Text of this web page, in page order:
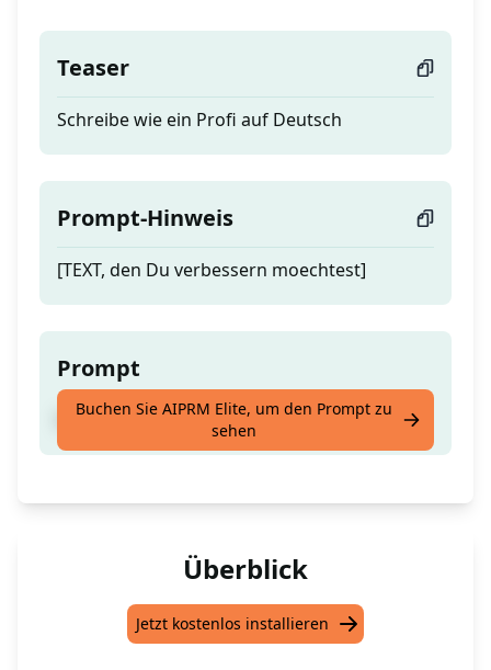
Teaser
Schreibe wie ein Profi auf Deutsch
Prompt-Hinweis
[TEXT, den Du verbessern moechtest]
Prompt
Schreibe wie ein Profi auf Deutsch
Buchen Sie AIPRM Elite, um den Prompt zu
sehen
Überblick
Jetzt kostenlos installieren